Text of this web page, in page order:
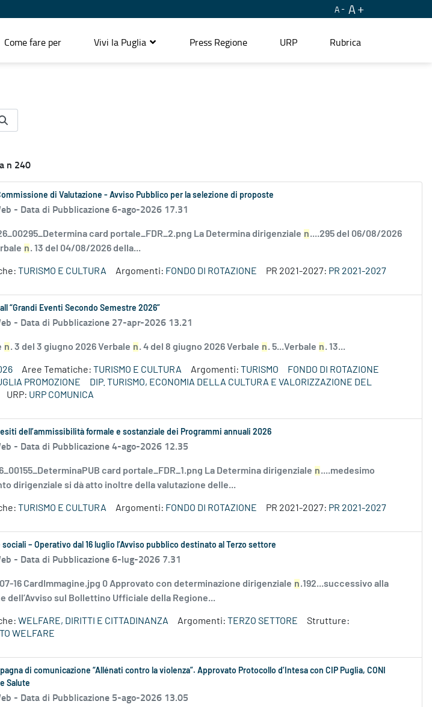
A A
Come fare per Vivi la Puglia Press Regione URP Rubrica
n 240
di Valutazione - Avviso Pubblico per la selezione di proposte
- Data di Pubblicazione 6-ago-2026 17.31
card portale_FDR_2.png La Determina dirigenziale n....295 del 06/08/2026
n. 13 del 04/08/2026 della...
TURISMO E CULTURA Argomenti: FONDO DI ROTAZIONE PR 2021-2027: PR 2021-2027
“Grandi Eventi Secondo Semestre 2026”
- Data di Pubblicazione 27-apr-2026 13.21
n. 3 del 3 giugno 2026 Verbale n. 4 del 8 giugno 2026 Verbale n. 5...Verbale n. 13...
Aree Tematiche: TURISMO E CULTURA Argomenti: TURISMO
FONDO DI ROTAZIONE
PROMOZIONE
DIP. TURISMO, ECONOMIA DELLA CULTURA E VALORIZZAZIONE DEL
URP: URP COMUNICA
dell’ammissibilità formale e sostanziale dei Programmi annuali 2026
- Data di Pubblicazione 4-ago-2026 12.35
card portale_FDR_1.png La Determina dirigenziale n....medesimo
dirigenziale si dà atto inoltre della valutazione delle...
TURISMO E CULTURA Argomenti: FONDO DI ROTAZIONE PR 2021-2027: PR 2021-2027
sociali – Operativo dal 16 luglio l’Avviso pubblico destinato al Terzo settore
- Data di Pubblicazione 6-lug-2026 7.31
16 CardImmagine.jpg 0 Approvato con determinazione dirigenziale n.192...successivo alla
dell’Avviso sul Bollettino Ufficiale della Regione...
WELFARE, DIRITTI E CITTADINANZA Argomenti: TERZO SETTORE
Strutture:
WELFARE
di comunicazione “Allénati contro la violenza”. Approvato Protocollo d’Intesa con CIP Puglia, CONI
Salute
- Data di Pubblicazione 5-ago-2026 13.05